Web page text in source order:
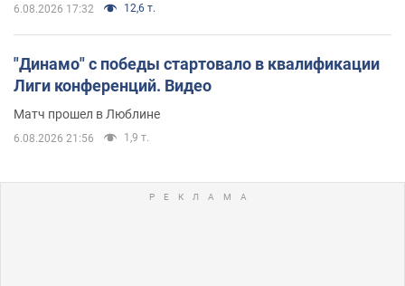
6.08.2026 17:32 12,6 т.
"Динамо" с победы стартовало в квалификации
Лиги конференций. Видео
Матч прошел в Люблине
6.08.2026 21:56 1,9 т.